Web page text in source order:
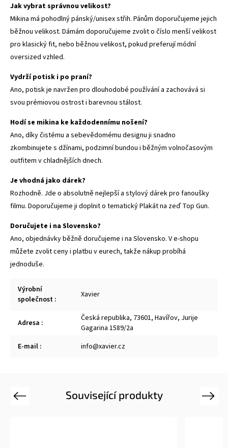
Jak vybrat správnou velikost?
Mikina má pohodlný pánský/unisex střih. Pánům doporučujeme jejich
běžnou velikost. Dámám doporučujeme zvolit o číslo menší velikost
pro klasický fit, nebo běžnou velikost, pokud preferují módní
oversized vzhled.
Vydrží potisk i po praní?
Ano, potisk je navržen pro dlouhodobé používání a zachovává si
svou prémiovou ostrost i barevnou stálost.
Hodí se mikina ke každodennímu nošení?
Ano, díky čistému a sebevědomému designu ji snadno
zkombinujete s džínami, podzimní bundou i běžným volnočasovým
outfitem v chladnějších dnech.
Je vhodná jako dárek?
Rozhodně. Jde o absolutně nejlepší a stylový dárek pro fanoušky
filmu. Doporučujeme ji doplnit o tematickýPlakát na zeď Top Gun.
Doručujete i na Slovensko?
Ano, objednávky běžně doručujeme i na Slovensko. V e-shopu
můžete zvolit ceny i platbu v eurech, takže nákup probíhá
jednoduše.
Výrobní
společnost : Xavier
Adresa :
Česká republika, 73601, Havířov, Jurije
Gagarina 1589/2a
E-mail : info@xavier.cz
Související produkty
Previous Next